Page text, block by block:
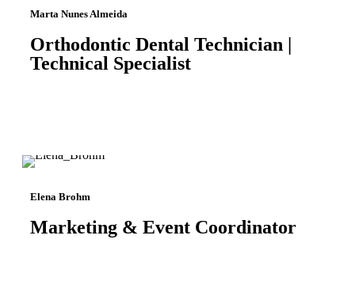
Marta Nunes Almeida
Orthodontic Dental Technician |
Technical Specialist
Elena Brohm
Marketing & Event Coordinator